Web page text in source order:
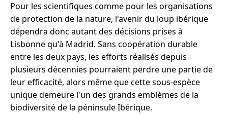
Pour les scientifiques comme pour les organisations
de protection de la nature, l'avenir du loup ibérique
dépendra donc autant des décisions prises à
Lisbonne qu'à Madrid. Sans coopération durable
entre les deux pays, les efforts réalisés depuis
plusieurs décennies pourraient perdre une partie de
leur efficacité, alors même que cette sous-espèce
unique demeure l'un des grands emblèmes de la
biodiversité de la péninsule Ibérique.